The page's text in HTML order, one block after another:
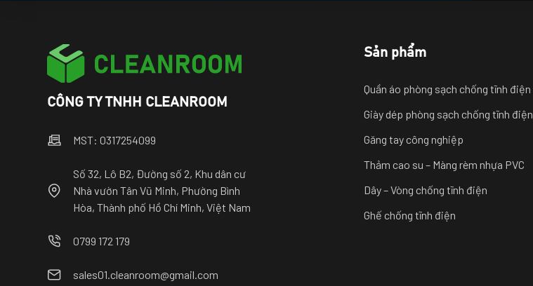
CÔNG TY TNHH CLEANROOM
MST: 0317254099
Số 32, Lô B2, Đường số 2, Khu dân cư
Nhà vườn Tân Vũ Minh, Phường Bình
Hòa, Thành phố Hồ Chí Minh, Việt Nam
0799 172 179
sales01.cleanroom@gmail.com
Sản phẩm
Quần áo phòng sạch chống tĩnh điện
Giày dép phòng sạch chống tĩnh điện
Găng tay công nghiệp
Thảm cao su – Màng rèm nhựa PVC
Dây – Vòng chống tĩnh điện
Ghế chống tĩnh điện